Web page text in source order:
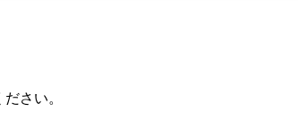
さい。